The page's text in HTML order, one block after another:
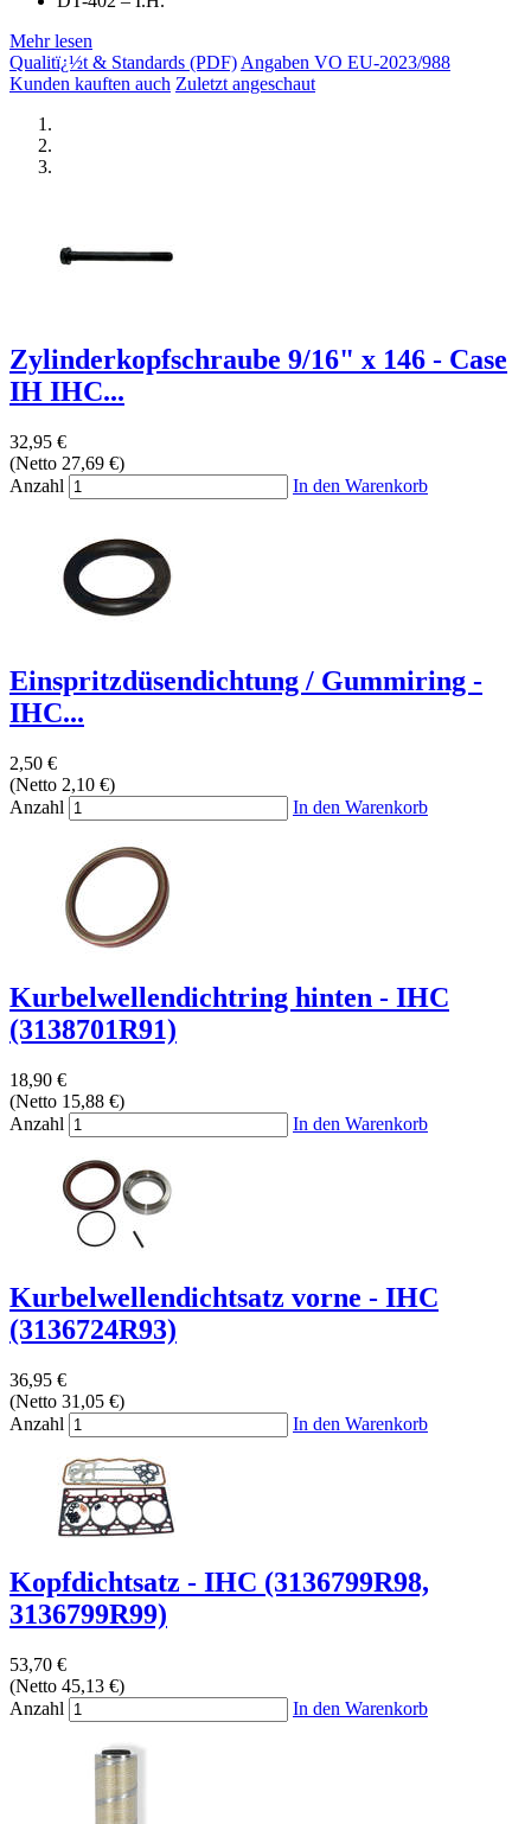
Mehr lesen
Qualitï¿½t & Standards (PDF)Angaben VO EU-2023/988
Kunden kauften auch Zuletzt angeschaut
Zylinderkopfschraube 9/16" x 146 - Case
IH IHC...
32,95 €
(Netto 27,69 €)
Anzahl
In den Warenkorb
Einspritzdüsendichtung / Gummiring -
IHC...
2,50 €
(Netto 2,10 €)
Anzahl
In den Warenkorb
Kurbelwellendichtring hinten - IHC
(3138701R91)
18,90 €
(Netto 15,88 €)
Anzahl
In den Warenkorb
Kurbelwellendichtsatz vorne - IHC
(3136724R93)
36,95 €
(Netto 31,05 €)
Anzahl
In den Warenkorb
Kopfdichtsatz - IHC (3136799R98,
3136799R99)
53,70 €
(Netto 45,13 €)
Anzahl
In den Warenkorb